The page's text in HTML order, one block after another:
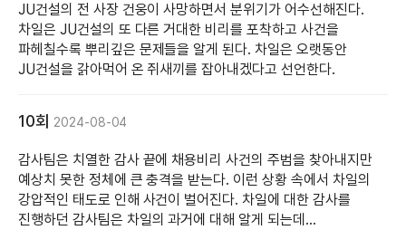
JU건설의 전 사장 건웅이 사망하면서 분위기가 어수선해진다.
차일은 JU건설의 또 다른 거대한 비리를 포착하고 사건을
파헤칠수록 뿌리깊은 문제들을 알게 된다. 차일은 오랫동안
JU건설을 갉아먹어 온 쥐새끼를 잡아내겠다고 선언한다.
10회 2024-08-04
감사팀은 치열한 감사 끝에 채용비리 사건의 주범을 찾아내지만
예상치 못한 정체에 큰 충격을 받는다. 이런 상황 속에서 차일의
강압적인 태도로 인해 사건이 벌어진다. 차일에 대한 감사를
진행하던 감사팀은 차일의 과거에 대해 알게 되는데...